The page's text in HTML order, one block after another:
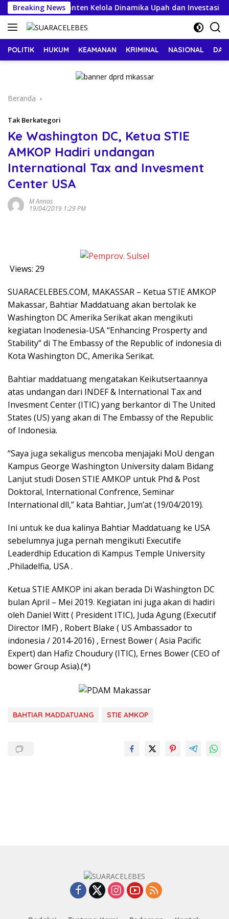
Langsung
ke
konten
Breaking News
Kaji Strategi Banten Kelola Dinamika Upah dan Investasi
POLITIK HUKUM KEAMANAN KRIMINAL NASIONAL
Beranda
Tak Berkategori
Ke Washington DC, Ketua STIE
AMKOP Hadiri undangan
International Tax and Invesment
Center USA
M Annas
19/04/2019 1:29 PM
Views: 29
SUARACELEBES.COM, MAKASSAR – Ketua STIE AMKOP
Makassar, Bahtiar Maddatuang akan bertolak ke
Washington DC Amerika Serikat akan mengikuti
kegiatan Inodenesia-USA “Enhancing Prosperty and
Stability” di The Embassy of the Republic of indonesia di
Kota Washington DC, Amerika Serikat.
Bahtiar maddatuang mengatakan Keikutsertaannya
atas undangan dari INDEF & International Tax and
Invesment Center (ITIC) yang berkantor di The United
States (US) yang akan di The Embassy of the Republic
of Indonesia.
“Saya juga sekaligus mencoba menjajaki MoU dengan
Kampus George Washington University dalam Bidang
Lanjut studi Dosen STIE AMKOP untuk Phd & Post
Doktoral, International Confrence, Seminar
International dll,” kata Bahtiar, Jum’at (19/04/2019).
Ini untuk ke dua kalinya Bahtiar Maddatuang ke USA
sebelumnya juga pernah mengikuti Executife
Leaderdhip Education di Kampus Temple University
,Philadelfia, USA .
Ketua STIE AMKOP ini akan berada Di Washington DC
bulan April – Mei 2019. Kegiatan ini juga akan di hadiri
oleh Daniel Witt ( President ITIC), Juda Agung (Executif
Director IMF) , Robert Blake ( US Ambassador to
indonesia / 2014-2016) , Ernest Bower ( Asia Pacific
Expert) dan Hafiz Choudury (ITIC), Ernes Bower (CEO of
bower Group Asia).(*)
BAHTIAR MADDATUANG STIE AMKOP